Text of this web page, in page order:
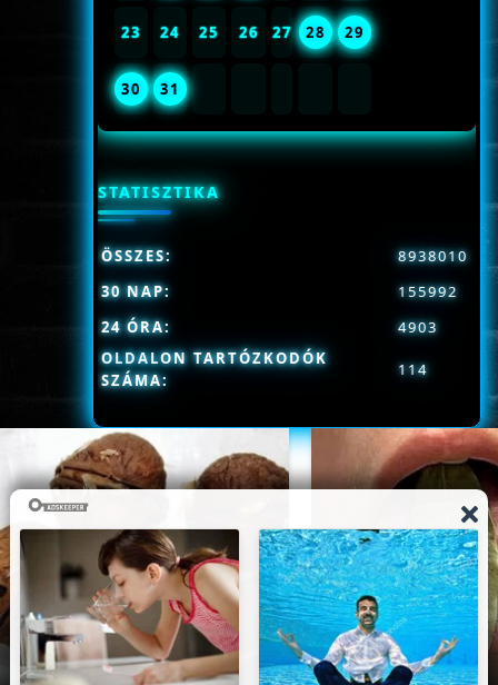
23 24 25 26 27 28 29
30 31
STATISZTIKA
OLDALON TARTÓZKODÓK
SZÁMA:
114
ÖSSZES:
8938010
30 NAP:
155992
24 ÓRA:
4903